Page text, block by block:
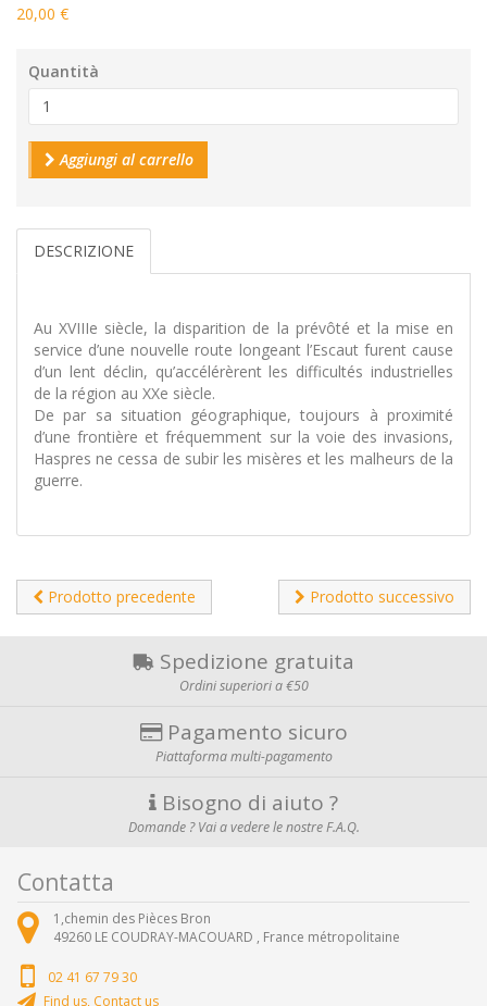
20,00 €
Quantità
Aggiungi al carrello
DESCRIZIONE
Au XVIIIe siècle, la disparition de la prévôté et la mise en
service d’une nouvelle route longeant l’Escaut furent cause
d’un lent déclin, qu’accélérèrent les difficultés industrielles
de la région au XXe siècle.
De par sa situation géographique, toujours à proximité
d’une frontière et fréquemment sur la voie des invasions,
Haspres ne cessa de subir les misères et les malheurs de la
guerre.
Prodotto precedente Prodotto successivo
Spedizione gratuita
Ordini superiori a €50
Pagamento sicuro
Piattaforma multi-pagamento
Bisogno di aiuto ?
Domande ? Vai a vedere le nostre F.A.Q.
Contatta
1,chemin des Pièces Bron
49260 LE COUDRAY-MACOUARD , France métropolitaine
02 41 67 79 30
Find us, Contact us